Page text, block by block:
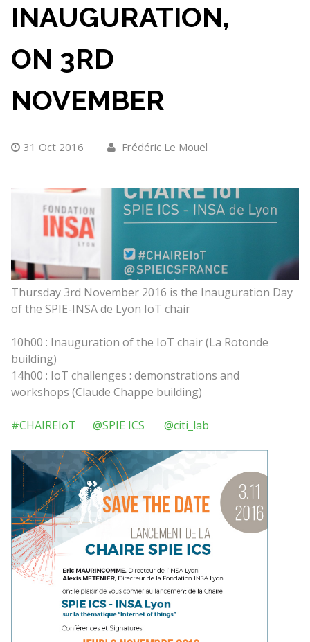
INAUGURATION,
ON 3RD
NOVEMBER
31 Oct 2016 Frédéric Le Mouël
Thursday 3rd November 2016 is the Inauguration Day
of the SPIE-INSA de Lyon IoT chair
10h00 : Inauguration of the IoT chair (La Rotonde
building)
14h00 : IoT challenges : demonstrations and
workshops (Claude Chappe building)
#CHAIREIoT @SPIE ICS @citi_lab